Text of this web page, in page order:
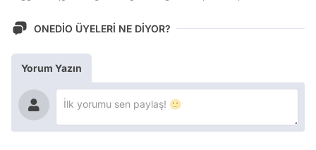
ONEDİO ÜYELERİ NE DİYOR?
Yorum Yazın